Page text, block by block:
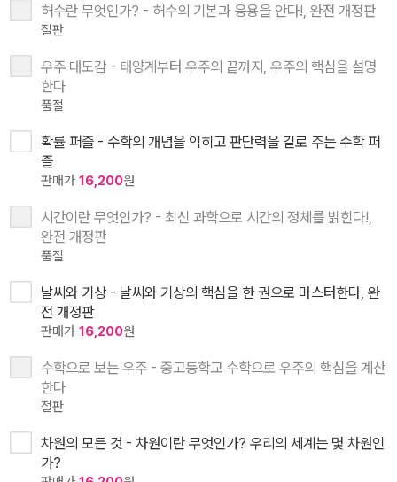
허수란 무엇인가? - 허수의 기본과 응용을 안다!, 완전 개정판
절판
우주 대도감 - 태양계부터 우주의 끝까지, 우주의 핵심을 설명
한다
품절
확률 퍼즐 - 수학의 개념을 익히고 판단력을 길로 주는 수학 퍼
즐
판매가 16,200원
시간이란 무엇인가? - 최신 과학으로 시간의 정체를 밝힌다!,
완전 개정판
품절
날씨와 기상 - 날씨와 기상의 핵심을 한 권으로 마스터한다, 완
전 개정판
판매가 16,200원
수학으로 보는 우주 - 중고등학교 수학으로 우주의 핵심을 계산
한다
절판
차원의 모든 것 - 차원이란 무엇인가? 우리의 세계는 몇 차원인
가?